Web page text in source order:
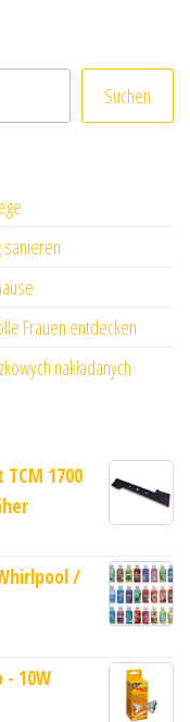
Suchen
sanieren
Frauen entdecken
nakładanych
1700
/
- 10W